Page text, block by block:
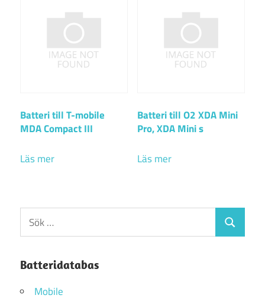
Batteri till T-mobile
MDA Compact III
Läs mer
Batteri till O2 XDA Mini
Pro, XDA Mini s
Läs mer
Sök
efter:
Sök
Batteridatabas
Mobile